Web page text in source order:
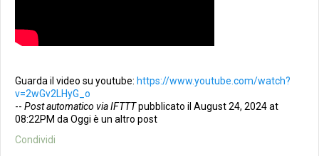
Guarda il video su youtube: https://www.youtube.com/watch?
v=2wGv2LHyG_o
-- Post automatico via IFTTTpubblicato il August 24, 2024 at
08:22PM da Oggi è un altro post
Condividi